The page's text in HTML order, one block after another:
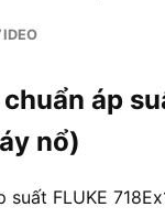
áp
nổ)
FLUKE